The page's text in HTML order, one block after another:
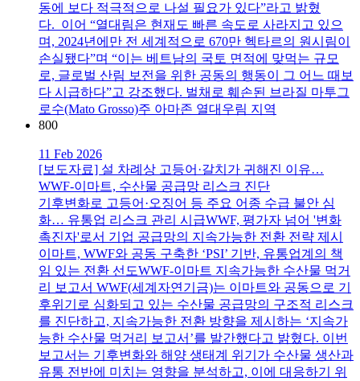
동에 보다 적극적으로 나설 필요가 있다”라고 밝혔
다. 이어 “열대림은 현재도 빠른 속도로 사라지고 있으
며, 2024년에만 전 세계적으로 670만 헥타르의 원시림이
손실됐다”며 “이는 베트남의 국토 면적에 맞먹는 규모
로, 글로벌 산림 보전을 위한 공동의 행동이 그 어느 때보
다 시급하다”고 강조했다. 벌채로 훼손된 브라질 마투그
로수(Mato Grosso)주 아마존 열대우림 지역
800
11 Feb 2026
[보도자료] 설 차례상 고등어·갈치가 귀해진 이유…
WWF-이마트, 수산물 공급망 리스크 진단
기후변화로 고등어·오징어 등 주요 어종 수급 불안 심
화… 유통업 리스크 관리 시급WWF, 평가자 넘어 '변화
촉진자'로서 기업 공급망의 지속가능한 전환 전략 제시
이마트, WWF와 공동 구축한 ‘PSI’ 기반, 유통업계의 책
임 있는 전환 선도WWF-이마트 지속가능한 수산물 먹거
리 보고서 WWF(세계자연기금)는 이마트와 공동으로 기
후위기로 심화되고 있는 수산물 공급망의 구조적 리스크
를 진단하고, 지속가능한 전환 방향을 제시하는 ‘지속가
능한 수산물 먹거리 보고서’를 발간했다고 밝혔다. 이번
보고서는 기후변화와 해양 생태계 위기가 수산물 생산과
유통 전반에 미치는 영향을 분석하고, 이에 대응하기 위